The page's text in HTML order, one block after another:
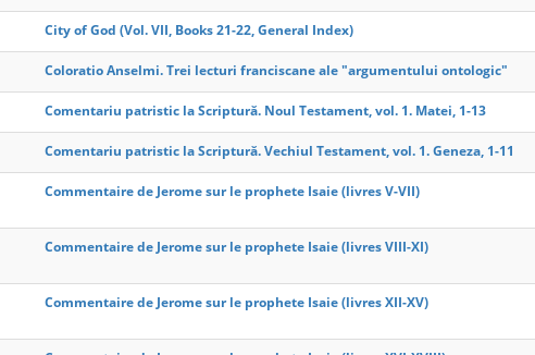
City of God (Vol. VII, Books 21-22, General Index)
Coloratio Anselmi. Trei lecturi franciscane ale "argumentului ontologic"
Comentariu patristic la Scriptură. Noul Testament, vol. 1. Matei, 1-13
Comentariu patristic la Scriptură. Vechiul Testament, vol. 1. Geneza, 1-11
Commentaire de Jerome sur le prophete Isaie (livres V-VII)
Commentaire de Jerome sur le prophete Isaie (livres VIII-XI)
Commentaire de Jerome sur le prophete Isaie (livres XII-XV)